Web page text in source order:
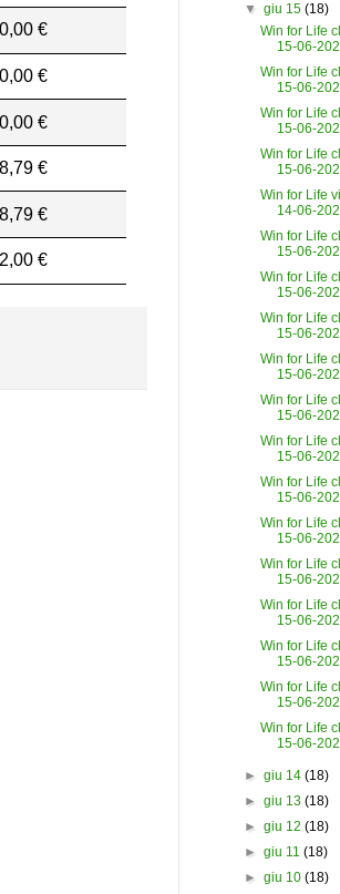
0,00 €
0,00 €
0,00 €
8,79 €
8,79 €
2,00 €
▼ giu 15 (18)
Win for Life
15-06-
Win for Life
15-06-
Win for Life
15-06-
Win for Life
15-06-
Win for Life
14-06-
Win for Life
15-06-
Win for Life
15-06-
Win for Life
15-06-
Win for Life
15-06-
Win for Life
15-06-
Win for Life
15-06-
Win for Life
15-06-
Win for Life
15-06-
Win for Life
15-06-
Win for Life
15-06-
Win for Life
15-06-
Win for Life
15-06-
Win for Life
15-06-
► giu 14 (18)
► giu 13 (18)
► giu 12 (18)
► giu 11 (18)
► giu 10 (18)